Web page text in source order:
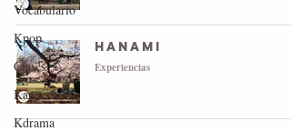
Vocabulario
Kpop
Clases
Kanji
Kdrama
Hanami
Experiencias